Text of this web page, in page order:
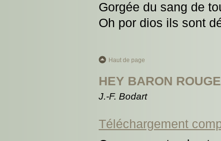
Gorgée du sang de
Oh por dios ils sont
Haut de page
HEY BARON ROUGE
J.-F. Bodart
Téléchargement